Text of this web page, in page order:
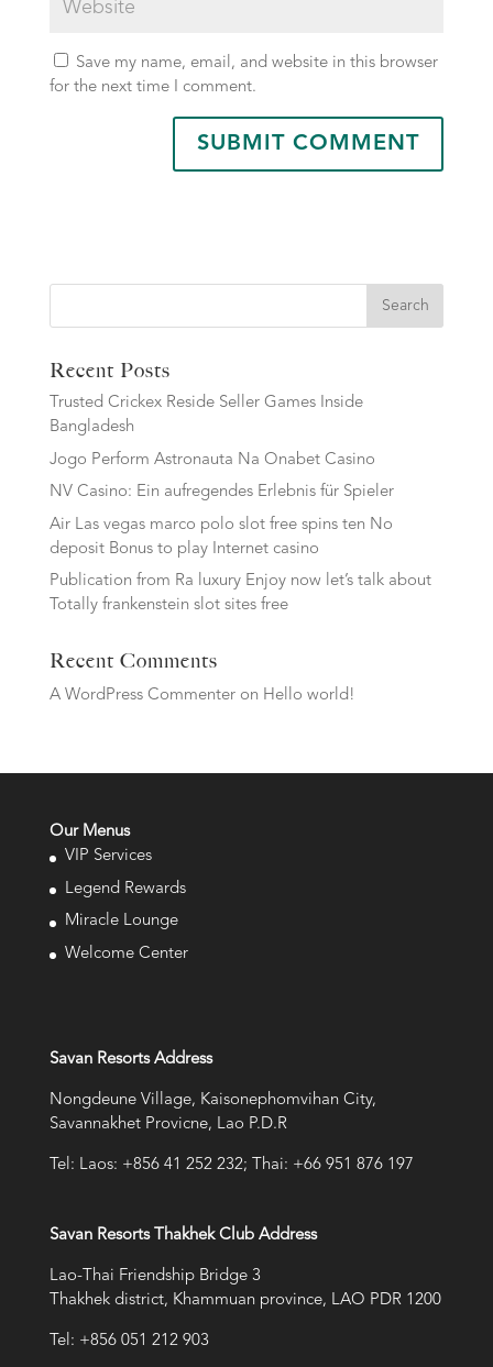
Save my name, email, and website in this browser
for the next time I comment.
Search
Recent Posts
Trusted Crickex Reside Seller Games Inside
Bangladesh
Jogo Perform Astronauta Na Onabet Casino
NV Casino: Ein aufregendes Erlebnis für Spieler
Air Las vegas marco polo slot free spins ten No
deposit Bonus to play Internet casino
Publication from Ra luxury Enjoy now let’s talk about
Totally frankenstein slot sites free
Recent Comments
A WordPress Commenteron Hello world!
Our Menus
VIP Services
Legend Rewards
Miracle Lounge
Welcome Center
Savan Resorts Address
Nongdeune Village, Kaisonephomvihan City,
Savannakhet Provicne, Lao P.D.R
Tel: Laos: +856 41 252 232; Thai: +66 951 876 197
Savan Resorts Thakhek Club Address
Lao-Thai Friendship Bridge 3
Thakhek district, Khammuan province, LAO PDR 1200
Tel: +856 051 212 903